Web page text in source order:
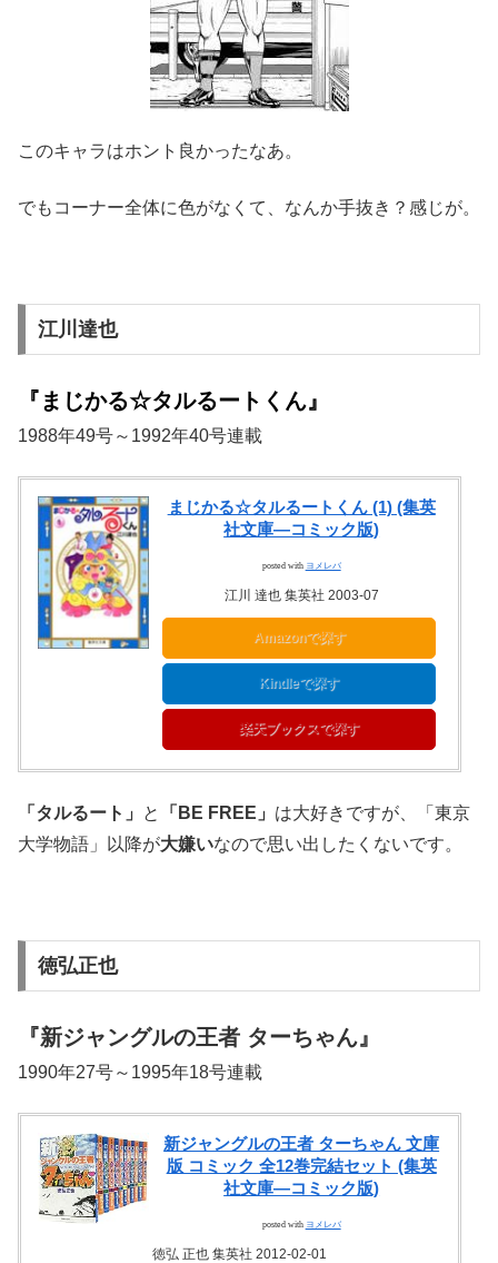
このキャラはホント良かったなあ。
でもコーナー全体に色がなくて、なんか手抜き？感じが。
江川達也
『まじかる☆タルるートくん』
1988年49号～1992年40号連載
まじかる☆タルるートくん (1) (集英
社文庫―コミック版)
posted with ヨメレバ
江川 達也 集英社 2003-07
Amazonで探す
Kindleで探す
楽天ブックスで探す
「タルるート」 と 「BE FREE」 は大好きですが、「東京
大学物語」以降が大嫌いなので思い出したくないです。
徳弘正也
『新ジャングルの王者 ターちゃん』
1990年27号～1995年18号連載
新ジャングルの王者 ターちゃん 文庫
版 コミック 全12巻完結セット (集英
社文庫―コミック版)
posted with ヨメレバ
徳弘 正也 集英社 2012-02-01